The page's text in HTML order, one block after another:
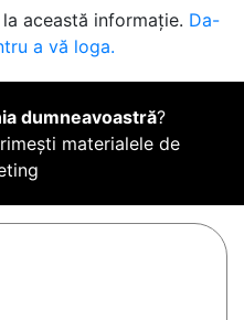
această informație. Da-
a vă loga.
dumneavoastră?
materialele de